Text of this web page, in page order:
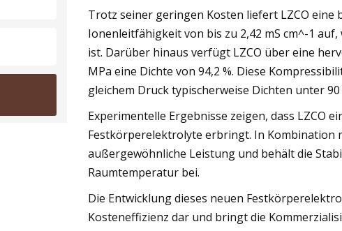
Trotz seiner geringen Kosten liefert LZCO eine
Ionenleitfähigkeit von bis zu 2,42 mS cm^-1
ist. Darüber hinaus verfügt LZCO über eine
MPa eine Dichte von 94,2 %. Diese
gleichem Druck typischerweise Dichten unter 90
Experimentelle Ergebnisse zeigen, dass LZCO
Festkörperelektrolyte erbringt. In Kombination
außergewöhnliche Leistung und behält die
Raumtemperatur bei.
Die Entwicklung dieses neuen
Kosteneffizienz dar und bringt die